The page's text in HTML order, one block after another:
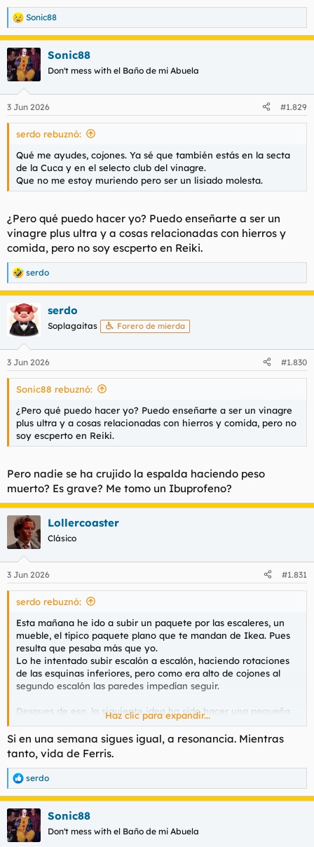
R
e
a
c
c
i
e
s
Sonic88
Sonic88
Don't mess with el Baño de mi Abuela
3 Jun 2026 #1.829
serdo rebuznó:
Qué me ayudes, cojones. Ya sé que también estás en la secta
de la Cuca y en el selecto club del vinagre.
Que no me estoy muriendo pero ser un lisiado molesta.
¿Pero qué puedo hacer yo? Puedo enseñarte a ser un
vinagre plus ultra y a cosas relacionadas con hierros y
comida, pero no soy escperto en Reiki.
R
e
a
c
c
i
e
s
serdo
serdo
Soplagaitas Forero de mierda
3 Jun 2026 #1.830
Sonic88 rebuznó:
¿Pero qué puedo hacer yo? Puedo enseñarte a ser un vinagre
plus ultra y a cosas relacionadas con hierros y comida, pero no
soy escperto en Reiki.
Pero nadie se ha crujido la espalda haciendo peso
muerto? Es grave? Me tomo un Ibuprofeno?
Lollercoaster
Clásico
3 Jun 2026 #1.831
serdo rebuznó:
Esta mañana he ido a subir un paquete por las escaleres, un
mueble, el típico paquete plano que te mandan de Ikea. Pues
resulta que pesaba más que yo.
Lo he intentado subir escalón a escalón, haciendo rotaciones
de las esquinas inferiores, pero como era alto de cojones al
segundo escalón las paredes impedían seguir.
Despues de eso, la siguiente idea ha sido hacer una pequeña
semtadilla e ir subiendo escalón a escalón. En el primer intento
me ha crujido la espalda media mientras me venían los mil
mareos. El siguiente paso ha sigo abrir el paqueque y subir los
tablones por separado.
Me acabo de despertar de la siesta mañanera y noto bastante
dolor al andar.
Una amiga me acaba de escribir para echar unas cervezas y
no sé cómo voy a cruzar la calle para ir hasta allí.
Está la cosa complicada.
Haz clic para expandir...
Si en una semana sigues igual, a resonancia. Mientras
tanto, vida de Ferris.
R
e
a
c
c
i
serdo
Sonic88
Don't mess with el Baño de mi Abuela